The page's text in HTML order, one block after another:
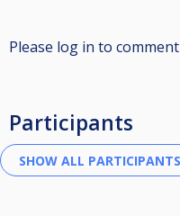
Please log in to comment
Participants